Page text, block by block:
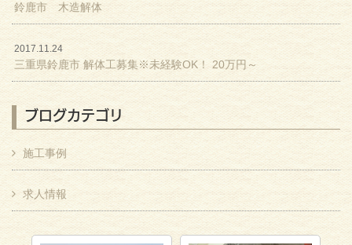
鈴鹿市 木造解体
2017.11.24
三重県鈴鹿市 解体工募集※未経験OK！ 20万円～
ブログカテゴリ
施工事例
求人情報